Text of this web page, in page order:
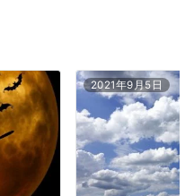
2021年9月5日